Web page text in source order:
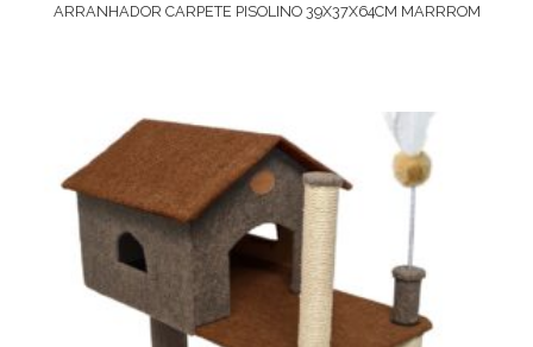
ARRANHADOR CARPETE PISOLINO 39X37X64CM MARRROM
Comprar